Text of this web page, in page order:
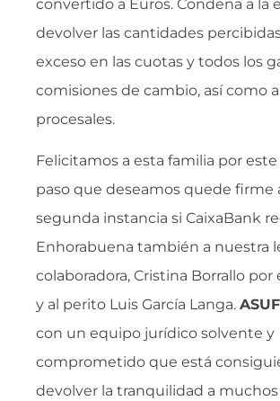
convertido a Euros. Condena a la
devolver las cantidades
exceso en las cuotas y todos los
comisiones de cambio, así como
procesales.
Felicitamos a esta familia por
paso que deseamos quede firme
segunda instancia si CaixaBank
Enhorabuena también a nuestra
colaboradora, Cristina Borrallo por
y al perito Luis García Langa.
con un equipo jurídico solvente y
comprometido que está
devolver la tranquilidad a